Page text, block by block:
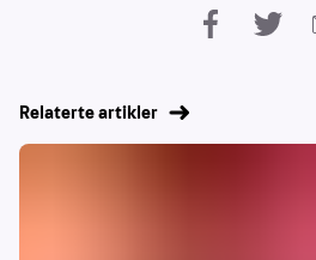
Relaterte artikler